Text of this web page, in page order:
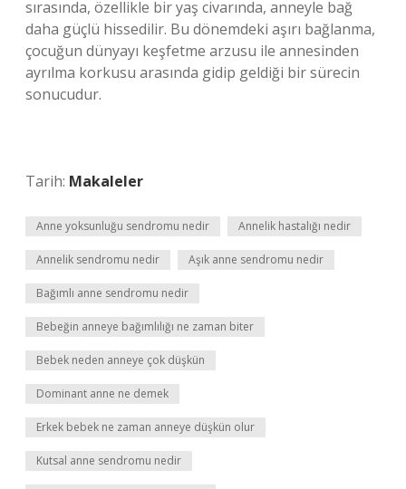
sırasında, özellikle bir yaş civarında, anneyle bağ
daha güçlü hissedilir. Bu dönemdeki aşırı bağlanma,
çocuğun dünyayı keşfetme arzusu ile annesinden
ayrılma korkusu arasında gidip geldiği bir sürecin
sonucudur.
Tarih: Makaleler
Anne yoksunluğu sendromu nedir Annelik hastalığı nedir
Annelik sendromu nedir Aşık anne sendromu nedir
Bağımlı anne sendromu nedir
Bebeğin anneye bağımlılığı ne zaman biter
Bebek neden anneye çok düşkün
Dominant anne ne demek
Erkek bebek ne zaman anneye düşkün olur
Kutsal anne sendromu nedir